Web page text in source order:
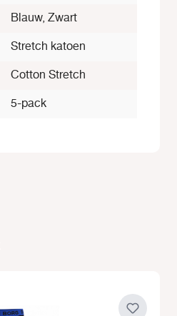
Blauw, Zwart
Stretch katoen
Cotton Stretch
5-pack